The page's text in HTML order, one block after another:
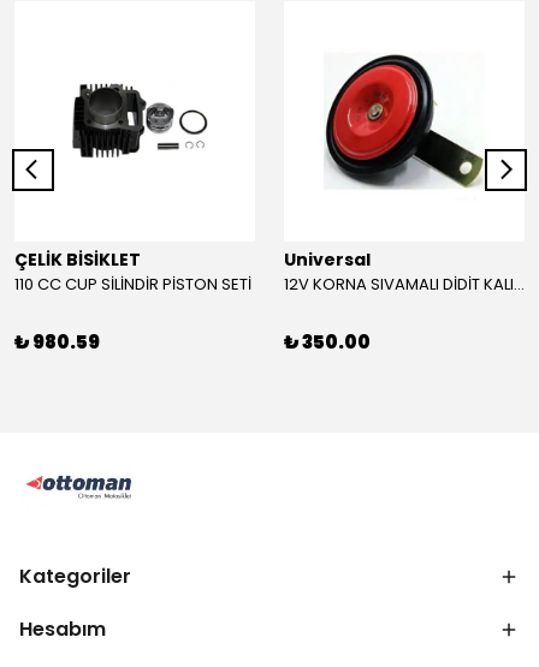
ÇELİK BİSİKLET
110 CC CUP SİLİNDİR PİSTON SETİ
₺ 980.59
Universal
12V KORNA SIVAMALI DİDİT KALIN SESLİ (KIRMIZI)
₺ 350.00
Kategoriler
Hesabım